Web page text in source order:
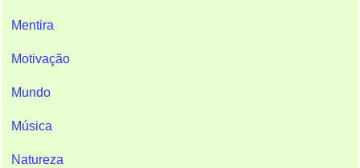
Mentira
Motivação
Mundo
Música
Natureza